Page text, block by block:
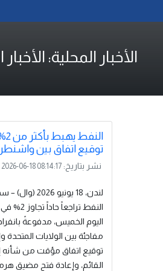
الأخبار المحلية: الأخبار
النفط
توقيع اتفاق بين
نشر بتاريخ:2026-06-18 08:14:17
لندن، 18 يونيو 2026
النفط تراجعاً حاداً
اليوم الخميس، مدفوعةً
مفاجئة بين الولايات المتحدة
توقيع اتفاق مؤقت من شأنه
القائم، وإعادة فتح مضيق